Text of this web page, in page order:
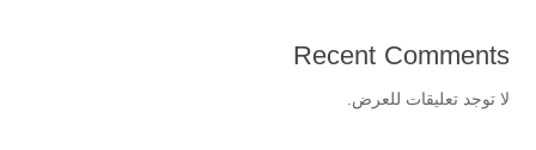
Recent Comments
لا توجد تعليقات للعرض.